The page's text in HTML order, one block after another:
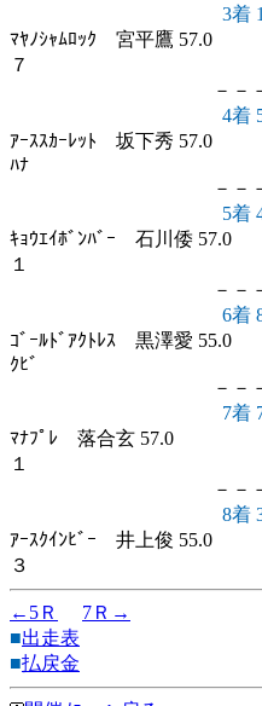
3着
ﾏﾔﾉｼｬﾑﾛｯｸ 宮平鷹 57.0
７
－－
4着
ｱｰｽｽｶｰﾚｯﾄ 坂下秀 57.0
ﾊﾅ
－－
5着
ｷｮｳｴｲﾎﾞﾝﾊﾞｰ 石川倭 57.0
１
－－
6着
ｺﾞｰﾙﾄﾞｱｸﾄﾚｽ 黒澤愛 55.0
ｸﾋﾞ
－－
7着
ﾏﾅﾌﾟﾚ 落合玄 57.0
１
－－
8着
ｱｰｽｸｲﾝﾋﾞｰ 井上俊 55.0
３
←5Ｒ
7Ｒ→
■出走表
■払戻金